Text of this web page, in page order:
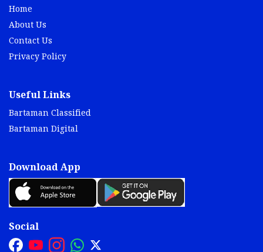
Home
About Us
Contact Us
Privacy Policy
Useful Links
Bartaman Classified
Bartaman Digital
Download App
Social